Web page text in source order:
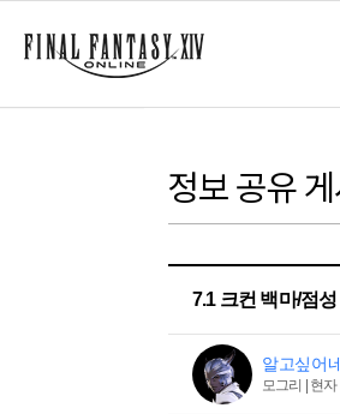
정보 공유
7.1 크컨 백마/점
알고싶어
모그리 | 현자